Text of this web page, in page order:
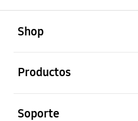
Shop
Productos
Soporte